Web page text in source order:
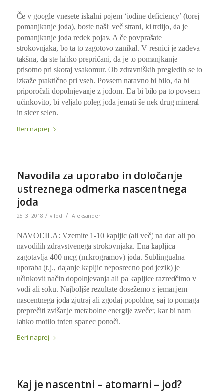
Če v google vnesete iskalni pojem ‘iodine deficiency’ (torej
pomanjkanje joda), boste našli več strani, ki trdijo, da je
pomanjkanje joda redek pojav. A če povprašate
strokovnjaka, bo ta to zagotovo zanikal. V resnici je zadeva
takšna, da ste lahko prepričani, da je to pomanjkanje
prisotno pri skoraj vsakomur. Ob zdravniških pregledih se to
izkaže praktično pri vseh. Povsem naravno bi bilo, da bi
priporočali dopolnjevanje z jodom. Da bi bilo pa to povsem
učinkovito, bi veljalo poleg joda jemati še nek drug mineral
in sicer selen.
Beri naprej
Navodila za uporabo in določanje
ustreznega odmerka nascentnega
joda
25. 3. 2018 / v Jod / Aleksander
NAVODILA: Vzemite 1-10 kapljic (ali več) na dan ali po
navodilih zdravstvenega strokovnjaka. Ena kapljica
zagotavlja 400 mcg (mikrogramov) joda. Sublingualna
uporaba (t.j., dajanje kapljic neposredno pod jezik) je
učinkovit način dopolnjevanja ali pa kapljice razredčimo v
vodi ali soku. Najboljše rezultate dosežemo z jemanjem
nascentnega joda zjutraj ali zgodaj popoldne, saj to pomaga
preprečiti zvišanje metabolne energije zvečer, kar bi nam
lahko motilo trden spanec ponoči.
Beri naprej
Kaj je nascentni – atomarni – jod?